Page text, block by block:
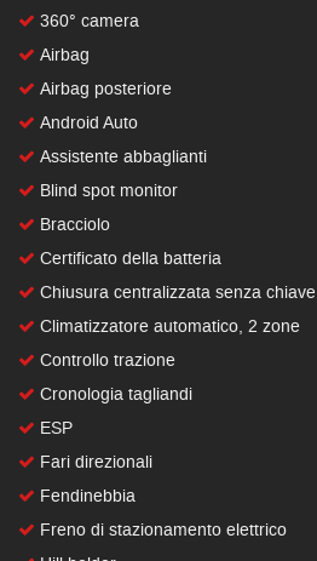
360° camera
Airbag
Airbag posteriore
Android Auto
Assistente abbaglianti
Blind spot monitor
Bracciolo
Certificato della batteria
Chiusura centralizzata senza chiave
Climatizzatore automatico, 2 zone
Controllo trazione
Cronologia tagliandi
ESP
Fari direzionali
Fendinebbia
Freno di stazionamento elettrico